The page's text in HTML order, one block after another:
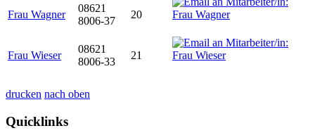
Frau Wagner
08621
8006-37
20
Frau Wieser
08621
8006-33
21
drucken nach oben
Quicklinks